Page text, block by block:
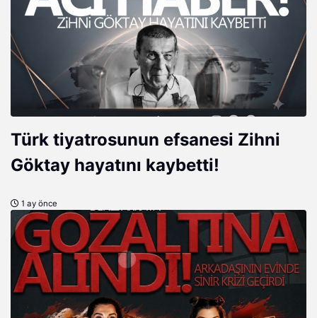
Türk tiyatrosunun efsanesi Zihni
Göktay hayatını kaybetti!
1 ay önce